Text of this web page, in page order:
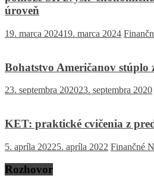
úroveň
19. marca 202419. marca 2024
Bohatstvo Američanov stúplo
23. septembra 202023. septembra 2020
KET: praktické cvičenia z
5. apríla 20225. apríla 2022 Finančné
Rozhovor